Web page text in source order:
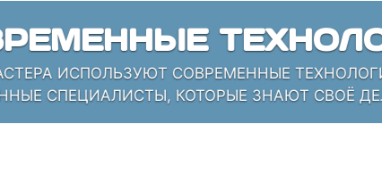
И РЕМОНТА. ЗАЛОГ УСПЕХА -